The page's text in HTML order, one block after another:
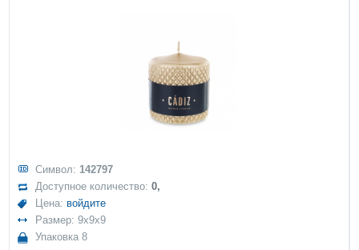
Символ: 142797
Доступное количество:0,
Цена: войдите
Размер: 9x9x9
Упаковка 8